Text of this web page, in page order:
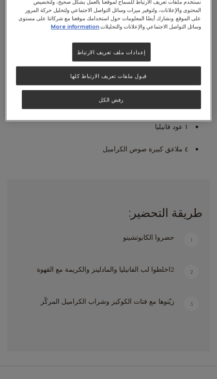
المكوّنات:
١ عود فانيليا
٤ ملاعق كبيرة صوص الكراميل
طريقة التحضير:
1 حضروا الكابوتشينو
2 2اخلطوا لب الفانيليا والمادلينز والكريمة مع القهوة
3 زيّنوها مع فتات الكوكيز وشراب الكراميل المركّز
نستخدم ملفات تعريف الارتباط للسماح لموقعنا بالعمل بشكل صحيح، ولتخصيص
المحتوى والإعلانات، ولتوفير ميزات وسائل التواصل الاجتماعي ولتحليل حركة المرور
على الموقع. ونشارك أيضًا المعلومات حول استخدامك موقعنا مع شركائنا على مستوى
وسائل التواصل الاجتماعي والإعلانات والتحليلات.More information
إعدادات ملف تعريف الارتباط
رفض الكل
قبول ملفات تعريف الارتباط كلها